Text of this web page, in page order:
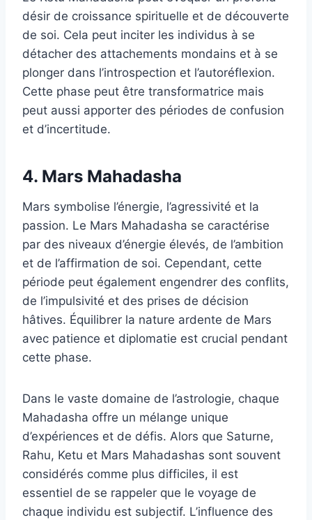
désir de croissance spirituelle et de découverte
de soi. Cela peut inciter les individus à se
détacher des attachements mondains et à se
plonger dans l’introspection et l’autoréflexion.
Cette phase peut être transformatrice mais
peut aussi apporter des périodes de confusion
et d’incertitude.
4. Mars Mahadasha
Mars symbolise l’énergie, l’agressivité et la
passion. Le Mars Mahadasha se caractérise
par des niveaux d’énergie élevés, de l’ambition
et de l’affirmation de soi. Cependant, cette
période peut également engendrer des conflits,
de l’impulsivité et des prises de décision
hâtives. Équilibrer la nature ardente de Mars
avec patience et diplomatie est crucial pendant
cette phase.
Dans le vaste domaine de l’astrologie, chaque
Mahadasha offre un mélange unique
d’expériences et de défis. Alors que Saturne,
Rahu, Ketu et Mars Mahadashas sont souvent
considérés comme plus difficiles, il est
essentiel de se rappeler que le voyage de
chaque individu est subjectif. L’influence des